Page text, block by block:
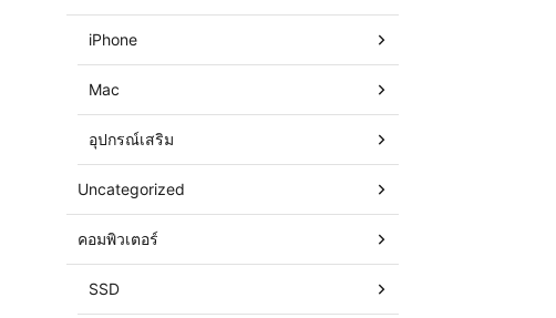
iPhone
Mac
อุปกรณ์เสริม
Uncategorized
คอมพิวเตอร์
SSD